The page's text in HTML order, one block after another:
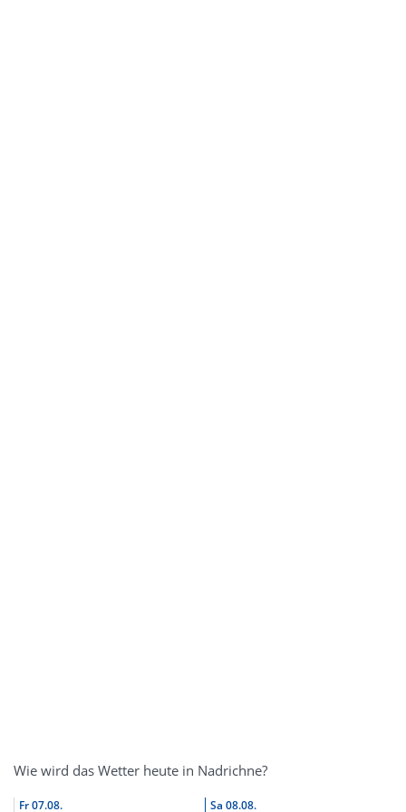
Wie wird das Wetter heute in Nadrichne?
Fr07.08. Sa 08.08.